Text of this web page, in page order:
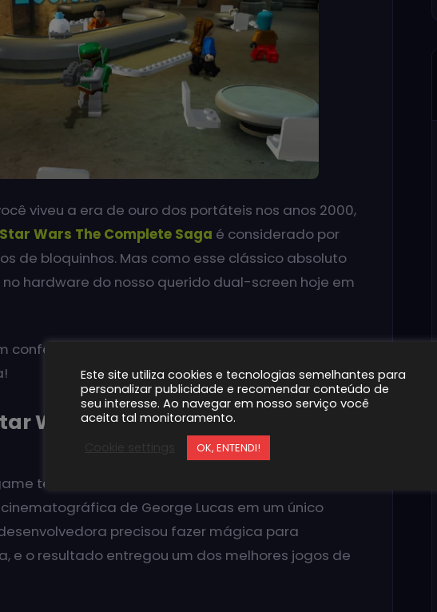
viveu a era de ouro dos portáteis nos anos 2000,
Star Wars The Complete Saga é considerado por
de bloquinhos. Mas como esse clássico absoluto
hardware do nosso querido dual-screen hoje em
conferir nossa análise completa de um dos games
Wars The Complete Saga tão
teve a audaciosa missão de unir os seis
de George Lucas em um único
precisou fazer mágica para
e o resultado entregou um dos melhores jogos de
Este site utiliza cookies e tecnologias semelhantes para
personalizar publicidade e recomendar conteúdo de
seu interesse. Ao navegar em nosso serviço você
aceita tal monitoramento.
OK, ENTENDI!